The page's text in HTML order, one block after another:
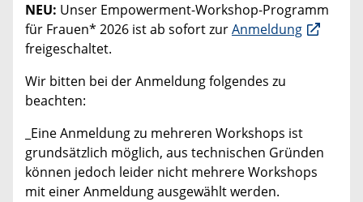
NEU: Unser Empowerment-Workshop-Programm
für Frauen* 2026 ist ab sofort zurAnmeldung
freigeschaltet.
Wir bitten bei der Anmeldung folgendes zu
beachten:
_Eine Anmeldung zu mehreren Workshops ist
grundsätzlich möglich, aus technischen Gründen
können jedoch leider nicht mehrere Workshops
mit einer Anmeldung ausgewählt werden.